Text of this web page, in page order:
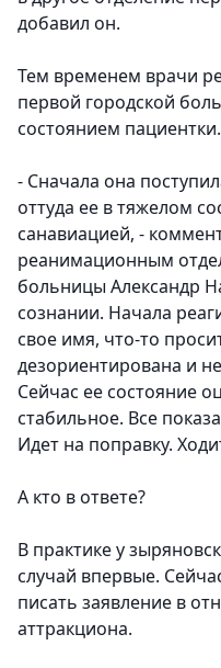
добавил он.
Тем временем врачи
первой городской
состоянием пациентки.
- Сначала она
оттуда ее в тяжелом
санавиацией, -
реанимационным
больницы Александр
сознании. Начала
свое имя, что-то
дезориентирована и
Сейчас ее состояние
стабильное. Все
Идет на поправку.
А кто в ответе?
В практике у
случай впервые.
писать заявление в
аттракциона.